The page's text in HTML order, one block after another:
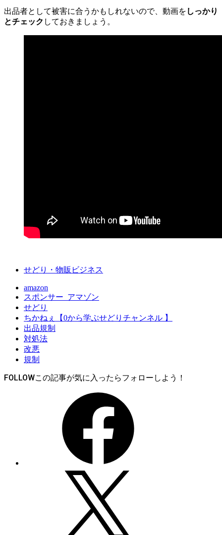
出品者として被害に合うかもしれないので、動画を しっかり
とチェック しておきましょう。
せどり・物販ビジネス
amazon
スポンサー_アマゾン
せどり
ちかねぇ【0から学ぶせどりチャンネル 】
出品規制
対処法
改悪
規制
FOLLOW